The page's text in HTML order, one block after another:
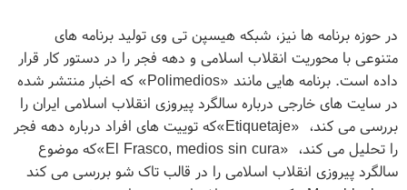
در حوزه برنامه ها نیز، شبکه هیسپن تی وی تولید برنامه های
متنوعی با محوریت انقلاب اسلامی و دهه فجر را در دستور کار قرار
داده است. برنامه هایی مانند «Polimedios» که اخبار منتشر شده
در سایت های خارجی درباره سالگرد پیروزی انقلاب اسلامی ایران را
بررسی می کند، «Etiquetaje»که توییت های افراد درباره دهه فجر
را تحلیل می کند، «El Frasco, medios sin cura»که موضوع
سالگرد پیروزی انقلاب اسلامی را در قالب تاک شو بررسی می کند